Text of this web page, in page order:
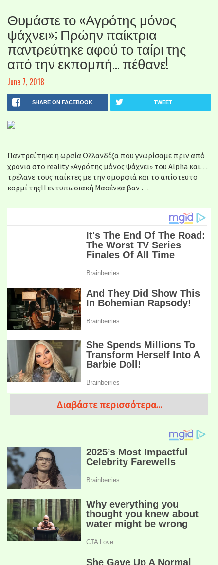
Θυμάστε το «Αγρότης μόνος
ψάχνει»; Πρώην παίκτρια
παντρεύτηκε αφού το ταίρι της
από την εκπομπή… πέθανε!
June 7, 2018
SHARE ON FACEBOOK TWEET
Παντρεύτηκε η ωραία Oλλανδέζα που γνωρίσαμε πριν από
χρόνια στο reality «Αγρότης μόνος ψάχνει» του Alpha και…
τρέλανε τους παίκτες με την ομορφιά και το απίστευτο
κορμί τηςΗ εντυπωσιακή Μασένκα βαν …
Διαβάστε περισσότερα...